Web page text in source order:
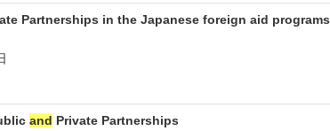
Partnerships in the Japanese foreign aid programs
and Private Partnerships